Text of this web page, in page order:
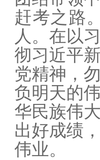
赶考之路
人。在以
彻习近平
党精神，
负明天的
华民族伟
出好成绩
伟业。